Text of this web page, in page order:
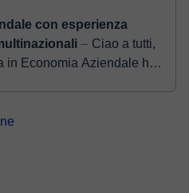
con esperienza
⏤ Ciao a tutti,